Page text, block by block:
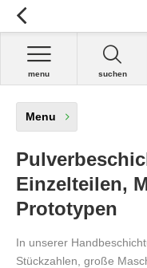
suchen
menu
Menu
Einzelteilen,
Prototypen
In unserer
Stückzahlen, große